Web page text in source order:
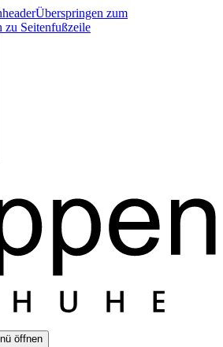
Überspringen zum
zu Seitenfußzeile
öffnen